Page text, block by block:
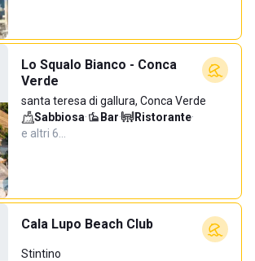
Lo Squalo Bianco - Conca
Verde
santa teresa di gallura, Conca Verde
Sabbiosa· Bar· Ristorante·
e altri 6…
Cala Lupo Beach Club
Stintino